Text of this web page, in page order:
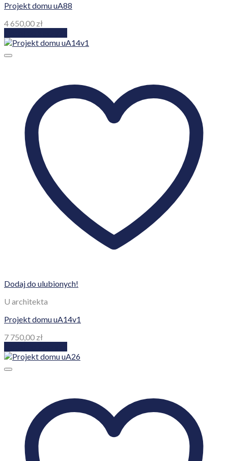
Projekt domu uA88
4 650,00 zł
Dodaj do ulubionych!
U architekta
Projekt domu uA14v1
7 750,00 zł